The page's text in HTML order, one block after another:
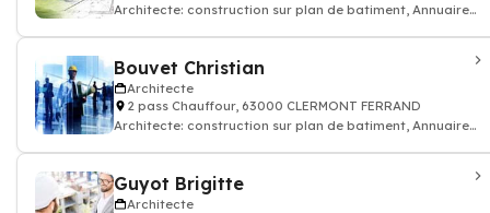
Architecte: construction sur plan de batiment, Annuaire
Bouvet Christian
Architecte
2 pass Chauffour, 63000 CLERMONT FERRAND
Architecte: construction sur plan de batiment, Annuaire
Guyot Brigitte
Architecte